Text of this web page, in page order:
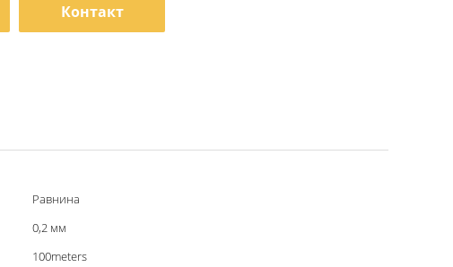
Контакт
Равнина
0,2 мм
100meters